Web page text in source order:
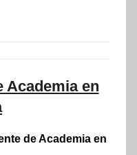
Academia en
de Academia en